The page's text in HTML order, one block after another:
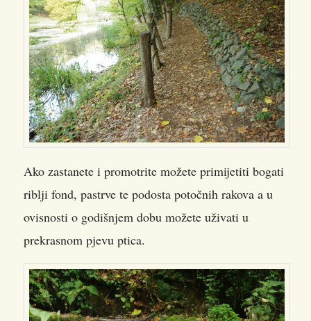
Ako zastanete i promotrite možete primijetiti bogati
riblji fond, pastrve te podosta potočnih rakova a u
ovisnosti o godišnjem dobu možete uživati u
prekrasnom pjevu ptica.